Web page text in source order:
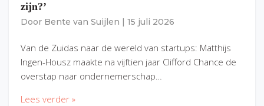
zijn?’
Door Bente van Suijlen 15 juli 2026
Van de Zuidas naar de wereld van startups: Matthijs
Ingen-Housz maakte na vijftien jaar Clifford Chance de
overstap naar ondernemerschap…
Lees verder »